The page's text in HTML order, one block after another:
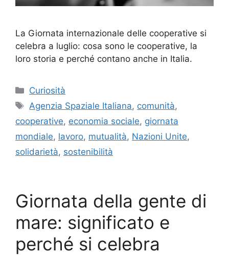
La Giornata internazionale delle cooperative si
celebra a luglio: cosa sono le cooperative, la
loro storia e perché contano anche in Italia.
Categorie
Curiosità
Tag
Agenzia Spaziale Italiana, comunità,
cooperative, economia sociale, giornata
mondiale, lavoro, mutualità, Nazioni Unite,
solidarietà, sostenibilità
Giornata della gente di
mare: significato e
perché si celebra